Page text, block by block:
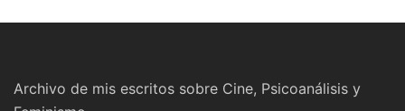
Archivo de mis escritos sobre Cine, Psicoanálisis y